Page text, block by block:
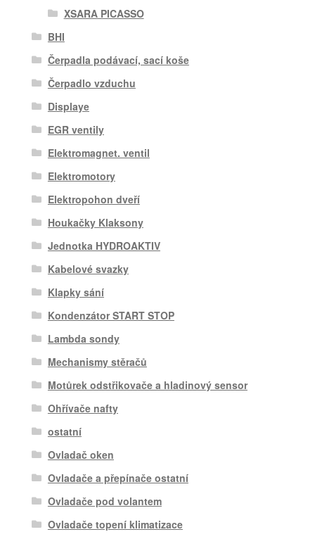
XSARA PICASSO
BHI
Čerpadla podávací, sací koše
Čerpadlo vzduchu
Displaye
EGR ventily
Elektromagnet. ventil
Elektromotory
Elektropohon dveří
Houkačky Klaksony
Jednotka HYDROAKTIV
Kabelové svazky
Klapky sání
Kondenzátor START STOP
Lambda sondy
Mechanismy stěračů
Motůrek odstřikovače a hladinový sensor
Ohřívače nafty
ostatní
Ovladač oken
Ovladače a přepínače ostatní
Ovladače pod volantem
Ovladače topení klimatizace